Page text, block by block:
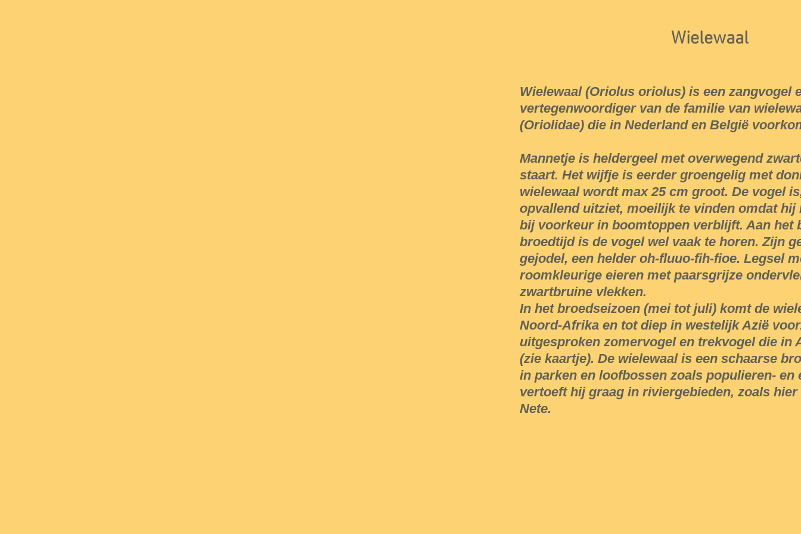
Wielewaal
Wielewaal (Oriolus oriolus) is een zangvogel
vertegenwoordiger van de familie van
(Oriolidae) die in Nederland en België
Mannetje is heldergeel met overwegend
staart. Het wijfje is eerder groengelig met
wielewaal wordt max 25 cm groot. De vogel
opvallend uitziet, moeilijk te vinden omdat hij
bij voorkeur in boomtoppen verblijft. Aan het
broedtijd is de vogel wel vaak te horen. Zijn
gejodel, een helder oh-fluuo-fih-fioe. Legsel
roomkleurige eieren met paarsgrijze
zwartbruine vlekken.
In het broedseizoen (mei tot juli) komt de
Noord-Afrika en tot diep in westelijk Azië
uitgesproken zomervogel en trekvogel die in
(zie kaartje). De wielewaal is een schaarse
in parken en loofbossen zoals populieren- en
vertoeft hij graag in riviergebieden, zoals hier
Nete.